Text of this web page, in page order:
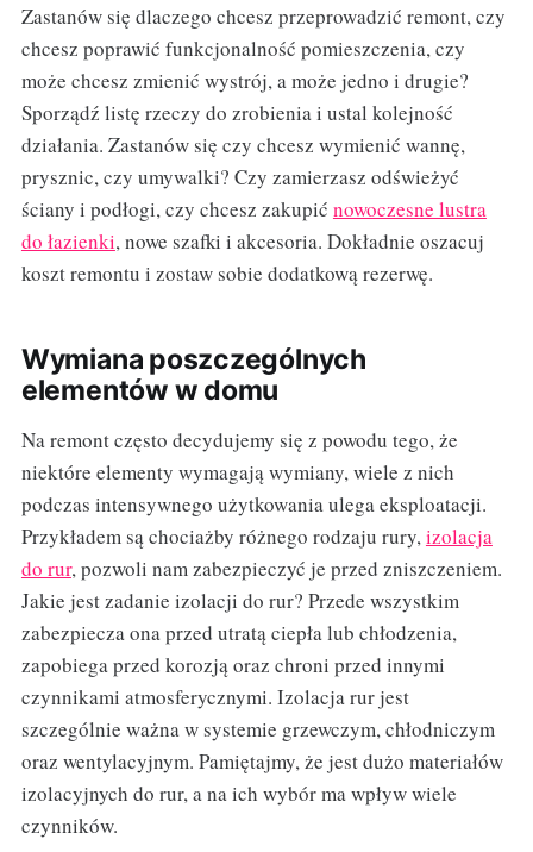
Zastanów się dlaczego chcesz przeprowadzić remont, czy
chcesz poprawić funkcjonalność pomieszczenia, czy
może chcesz zmienić wystrój, a może jedno i drugie?
Sporządź listę rzeczy do zrobienia i ustal kolejność
działania. Zastanów się czy chcesz wymienić wannę,
prysznic, czy umywalki? Czy zamierzasz odświeżyć
ściany i podłogi, czy chcesz zakupić nowoczesne lustra
do łazienki, nowe szafki i akcesoria. Dokładnie oszacuj
koszt remontu i zostaw sobie dodatkową rezerwę.
Wymiana poszczególnych
elementów w domu
Na remont często decydujemy się z powodu tego, że
niektóre elementy wymagają wymiany, wiele z nich
podczas intensywnego użytkowania ulega eksploatacji.
Przykładem są chociażby różnego rodzaju rury,izolacja
do rur, pozwoli nam zabezpieczyć je przed zniszczeniem.
Jakie jest zadanie izolacji do rur? Przede wszystkim
zabezpiecza ona przed utratą ciepła lub chłodzenia,
zapobiega przed korozją oraz chroni przed innymi
czynnikami atmosferycznymi. Izolacja rur jest
szczególnie ważna w systemie grzewczym, chłodniczym
oraz wentylacyjnym. Pamiętajmy, że jest dużo materiałów
izolacyjnych do rur, a na ich wybór ma wpływ wiele
czynników.